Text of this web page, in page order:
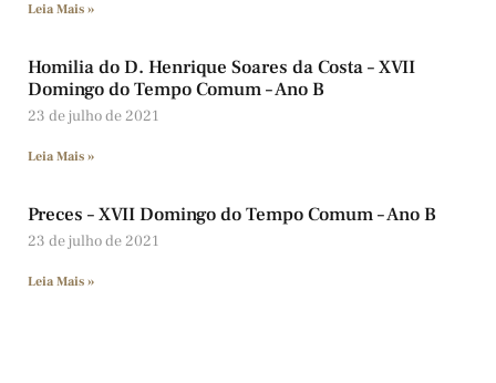
Leia Mais »
Homilia do D. Henrique Soares da Costa – XVII
Domingo do Tempo Comum – Ano B
23 de julho de 2021
Leia Mais »
Preces – XVII Domingo do Tempo Comum – Ano B
23 de julho de 2021
Leia Mais »